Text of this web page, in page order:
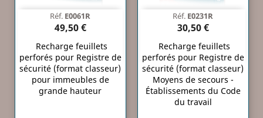
Réf. E0061R
49,50 €
Recharge feuillets
perforés pour Registre de
sécurité (format classeur)
pour immeubles de
grande hauteur
Réf. E0231R
30,50 €
Recharge feuillets
perforés pour Registre de
sécurité (format classeur)
Moyens de secours -
Établissements du Code
du travail